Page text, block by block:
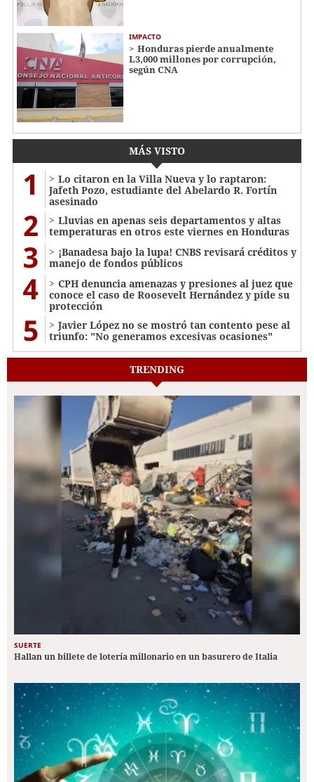
IMPACTO
Honduras pierde anualmente
L3,000 millones por corrupción,
según CNA
MÁS VISTO
1
Lo citaron en la Villa Nueva y lo raptaron:
Jafeth Pozo, estudiante del Abelardo R. Fortín
asesinado
2
Lluvias en apenas seis departamentos y altas
temperaturas en otros este viernes en Honduras
3
¡Banadesa bajo la lupa! CNBS revisará créditos y
manejo de fondos públicos
4
CPH denuncia amenazas y presiones al juez que
conoce el caso de Roosevelt Hernández y pide su
protección
5
Javier López no se mostró tan contento pese al
triunfo: "No generamos excesivas ocasiones"
TRENDING
SUERTE
Hallan un billete de lotería millonario en un basurero de Italia